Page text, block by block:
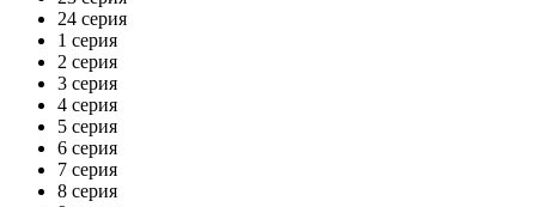
24 серия
1 серия
2 серия
3 серия
4 серия
5 серия
6 серия
7 серия
8 серия